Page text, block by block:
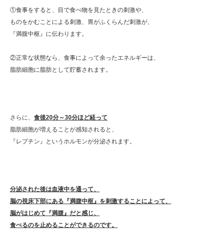
①食事をすると、目で食べ物を見たときの刺激や、
ものをかむことによる刺激、胃がふくらんだ刺激が、
『満腹中枢』に伝わります。
②正常な状態なら、食事によって余ったエネルギーは、
脂肪細胞に脂肪として貯蓄されます。
さらに、 食後20分～30分ほど経って
脂肪細胞が増えることが感知されると、
『レプチン』というホルモンが分泌されます。
分泌された後は血液中を通って、
脳の視床下部にある『満腹中枢』を刺激することによって、
脳がはじめて『満腹』だと感じ、
食べるのを止めることができるのです。